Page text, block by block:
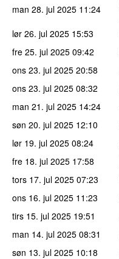
man 28. jul 2025 11:24
lør 26. jul 2025 15:53
fre 25. jul 2025 09:42
ons 23. jul 2025 20:58
ons 23. jul 2025 08:32
man 21. jul 2025 14:24
søn 20. jul 2025 12:10
lør 19. jul 2025 08:24
fre 18. jul 2025 17:58
tors 17. jul 2025 07:23
ons 16. jul 2025 11:23
tirs 15. jul 2025 19:51
man 14. jul 2025 08:31
søn 13. jul 2025 10:18